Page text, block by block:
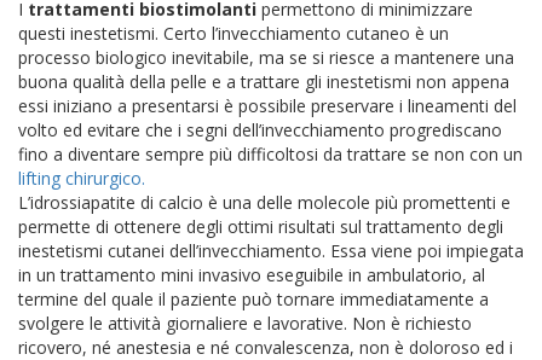
I trattamenti biostimolanti permettono di minimizzare
questi inestetismi. Certo l’invecchiamento cutaneo è un
processo biologico inevitabile, ma se si riesce a mantenere una
buona qualità della pelle e a trattare gli inestetismi non appena
essi iniziano a presentarsi è possibile preservare i lineamenti del
volto ed evitare che i segni dell’invecchiamento progrediscano
fino a diventare sempre più difficoltosi da trattare se non con un
lifting chirurgico.
L’idrossiapatite di calcio è una delle molecole più promettenti e
permette di ottenere degli ottimi risultati sul trattamento degli
inestetismi cutanei dell’invecchiamento. Essa viene poi impiegata
in un trattamento mini invasivo eseguibile in ambulatorio, al
termine del quale il paziente può tornare immediatamente a
svolgere le attività giornaliere e lavorative. Non è richiesto
ricovero, né anestesia e né convalescenza, non è doloroso ed i